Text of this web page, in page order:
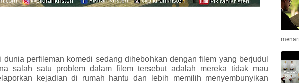
dunia perfileman komedi sedang dihebohkan dengan filem yang berjudul
salah satu problem dalam filem tersebut adalah mereka tidak mau
kejadian di rumah hantu dan lebih memilih menyembunyikan